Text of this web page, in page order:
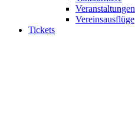
Veranstaltungen
Vereinsausflüge
Tickets